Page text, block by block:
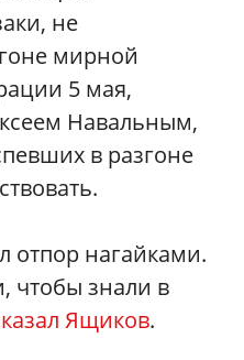
не
мирной
5 мая,
Навальным,
в разгоне
отпор нагайками.
чтобы знали в
Ящиков.